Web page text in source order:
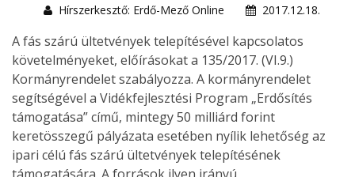
Hírszerkesztő: Erdő-Mező Online
2017.12.18.
A fás szárú ültetvények telepítésével kapcsolatos
követelményeket, előírásokat a 135/2017. (VI.9.)
Kormányrendelet szabályozza. A kormányrendelet
segítségével a Vidékfejlesztési Program „Erdősítés
támogatása” című, mintegy 50 milliárd forint
keretösszegű pályázata esetében nyílik lehetőség az
ipari célú fás szárú ültetvények telepítésének